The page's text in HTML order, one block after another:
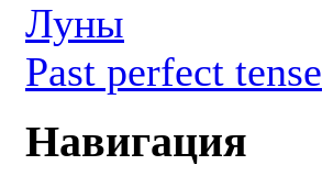
Луны
Past perfect tense
Навигация